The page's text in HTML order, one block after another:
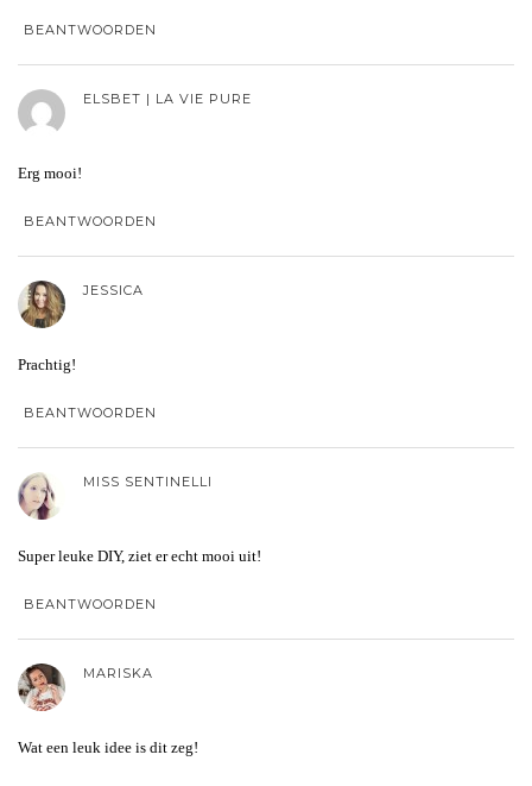
BEANTWOORDEN
ELSBET | LA VIE PURE
Erg mooi!
BEANTWOORDEN
JESSICA
Prachtig!
BEANTWOORDEN
MISS SENTINELLI
Super leuke DIY, ziet er echt mooi uit!
BEANTWOORDEN
MARISKA
Wat een leuk idee is dit zeg!